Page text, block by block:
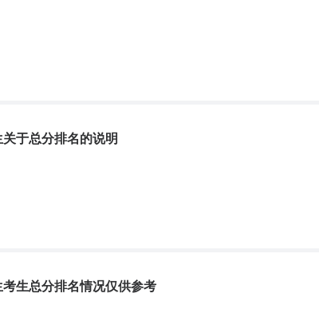
于总分排名的说明
生总分排名情况仅供参考